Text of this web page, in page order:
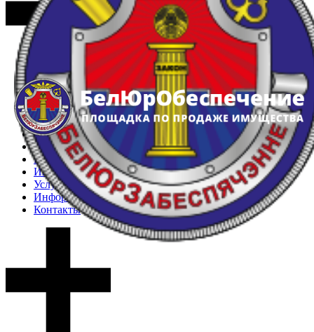
Главная
Арестованное имущество
Реестр несостоявшихся торгов
Реестр переоценок
Частное имущество
Государственное имущество
Интернет-магазин
Интернет-витрина
Услуги
Информация
Контакты